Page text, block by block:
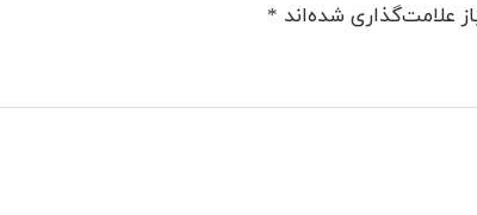
علامت‌گذاری شده‌اند *